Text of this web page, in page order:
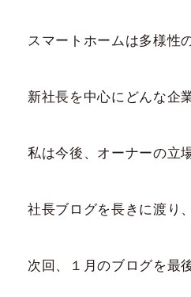
スマートホームは多様性
新社長を中心にどんな企
私は今後、オーナーの立
社長ブログを長きに渡り
次回、１月のブログを最